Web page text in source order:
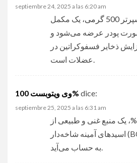
septiembre 24, 2025 a las 6:20 am
گرمی
، یک مکمل
پودر عرضه می‌شود و
ذخایر فسفوکراتین در
عضلات است.
وی ویتوبست 100% dice:
septiembre 25, 2025 a las 6:31 am
، یک منبع غنی و طبیعی از
اسیدهای آمینه شاخه‌دار (BCAAs) و ال-گلوتامین
به حساب می‌آید.